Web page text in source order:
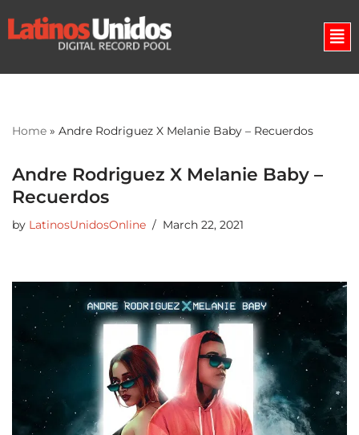
Skip
Home » Andre Rodriguez X Melanie Baby – Recuerdos
Andre Rodriguez X Melanie Baby –
Recuerdos
by LatinosUnidosOnline March 22, 2021